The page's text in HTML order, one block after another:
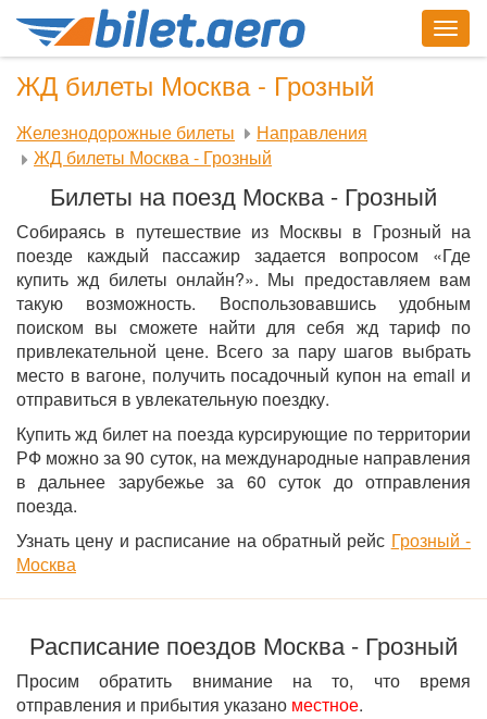
ЖД билеты Москва - Грозный
Железнодорожные билеты
Направления
ЖД билеты Москва - Грозный
Билеты на поезд Москва - Грозный
Собираясь в путешествие из Москвы в Грозный на
поезде каждый пассажир задается вопросом «Где
купить жд билеты онлайн?». Мы предоставляем вам
такую возможность. Воспользовавшись удобным
поиском вы сможете найти для себя жд тариф по
привлекательной цене. Всего за пару шагов выбрать
место в вагоне, получить посадочный купон на email и
отправиться в увлекательную поездку.
Купить жд билет на поезда курсирующие по территории
РФ можно за 90 суток, на международные направления
в дальнее зарубежье за 60 суток до отправления
поезда.
Узнать цену и расписание на обратный рейс Грозный -
Москва
Расписание поездов Москва - Грозный
Просим обратить внимание на то, что время
отправления и прибытия указано местное.